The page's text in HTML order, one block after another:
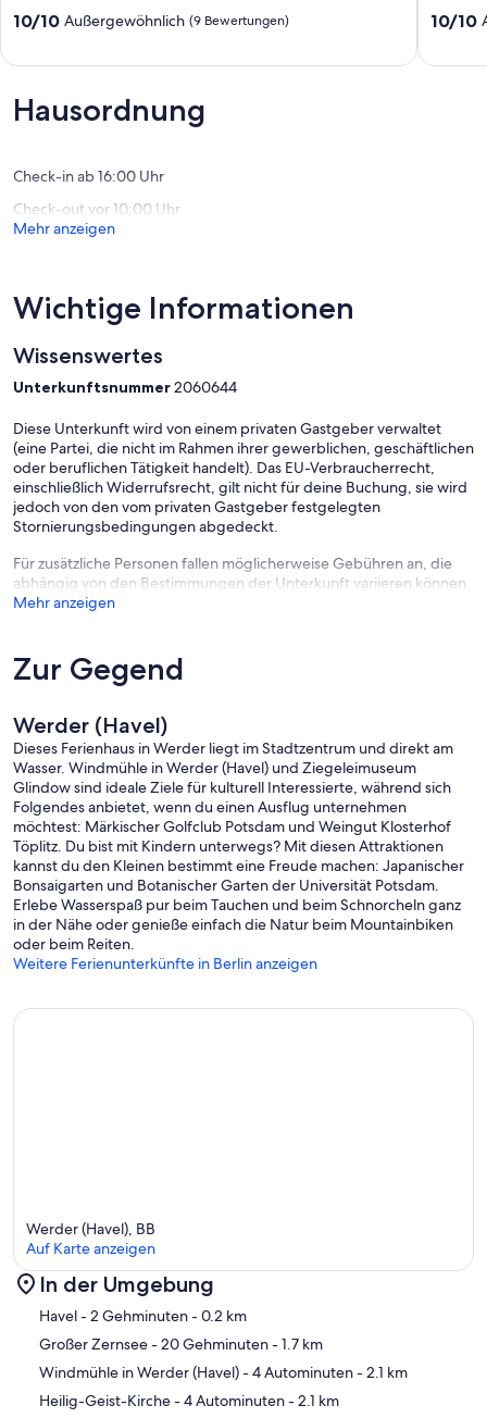
Fewo
bei
10.0
(9
Bewertungen)
10/10 Außergewöhnlich (9 Bewertungen)
Wasser.
10.0
10/10
Hausordnung
Check-in ab 16:00 Uhr
Check-out vor 10:00 Uhr
Mehr anzeigen
Wichtige Informationen
Wissenswertes
Unterkunftsnummer2060644
Diese Unterkunft wird von einem privaten Gastgeber verwaltet
(eine Partei, die nicht im Rahmen ihrer gewerblichen, geschäftlichen
oder beruflichen Tätigkeit handelt). Das EU-Verbraucherrecht,
einschließlich Widerrufsrecht, gilt nicht für deine Buchung, sie wird
jedoch von den vom privaten Gastgeber festgelegten
Stornierungsbedingungen abgedeckt.
Für zusätzliche Personen fallen möglicherweise Gebühren an, die
abhängig von den Bestimmungen der Unterkunft variieren können.
Mehr anzeigen
Zur Gegend
Werder (Havel)
Dieses Ferienhaus in Werder liegt im Stadtzentrum und direkt am
Wasser. Windmühle in Werder (Havel) und Ziegeleimuseum
Glindow sind ideale Ziele für kulturell Interessierte, während sich
Folgendes anbietet, wenn du einen Ausflug unternehmen
möchtest: Märkischer Golfclub Potsdam und Weingut Klosterhof
Töplitz. Du bist mit Kindern unterwegs? Mit diesen Attraktionen
kannst du den Kleinen bestimmt eine Freude machen: Japanischer
Bonsaigarten und Botanischer Garten der Universität Potsdam.
Erlebe Wasserspaß pur beim Tauchen und beim Schnorcheln ganz
in der Nähe oder genieße einfach die Natur beim Mountainbiken
oder beim Reiten.
Weitere Ferienunterkünfte in Berlin anzeigen
Karte
Werder (Havel), BB
Auf Karte anzeigen
In der Umgebung
Havel- 2 Gehminuten- 0.2 km
Großer Zernsee- 20 Gehminuten- 1.7 km
Windmühle in Werder (Havel)- 4 Autominuten- 2.1 km
Heilig-Geist-Kirche- 4 Autominuten- 2.1 km